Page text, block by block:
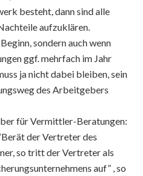
besteht, dann sind alle
aufzuklären.
sondern auch wenn
ggf. mehrfach im Jahr
ja nicht dabei bleiben, sein
des Arbeitgebers
für Vermittler-Beratungen:
der Vertreter des
so tritt der Vertreter als
auf” , so